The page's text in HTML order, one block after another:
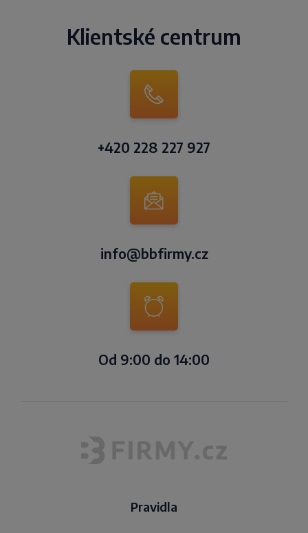
Klientské centrum
+420 228 227 927
info@bbfirmy.cz
Od 9:00 do 14:00
Pravidla